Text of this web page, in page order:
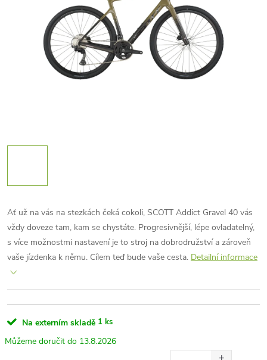
Ať už na vás na stezkách čeká cokoli, SCOTT Addict Gravel 40 vás
vždy doveze tam, kam se chystáte. Progresivnější, lépe ovladatelný,
s více možnostmi nastavení je to stroj na dobrodružství a zároveň
vaše jízdenka k němu. Cílem teď bude vaše cesta. Detailní informace
Na externím skladě 1 ks
13.8.2026